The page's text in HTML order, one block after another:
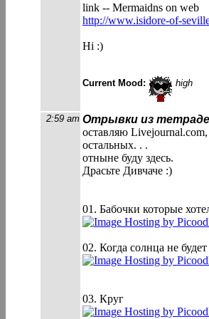
link -- Mermaidns on web
http://www.isidore-of-
Hi :)
Current Mood: high
2:59 am Отрывки из
оставляю
остальных. . .
отныне буду здесь.
Драсьте Дивчаче :)
01. Бабочки которые
02. Когда солнца не
03. Круг